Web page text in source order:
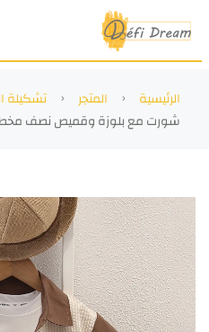
الرئيسية المتجر تشكيلة
شورت مع بلوزة وقميص نصف